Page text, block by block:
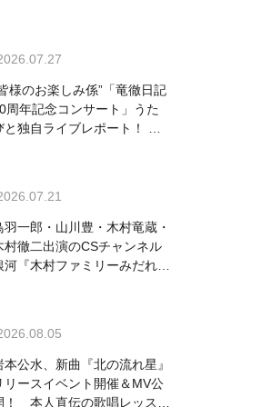
様のお楽しみ係”「竜徹日記
周年記念コンサート」うた
と独自ライブレポート！ 即
羽一郎・山川豊・木村竜蔵・
村徹二出演のCSチャンネル
河『木村ファミリーみだれ旅
本公水、新曲『北の流れ星』
リースイベント開催＆MV公
！ 本人直伝の歌唱レッスン